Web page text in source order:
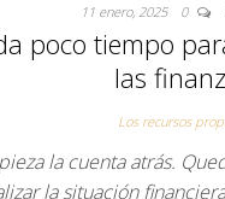
11 enero, 2025 0
poco tiempo
las
Los recursos
la cuenta atrás.
la situación